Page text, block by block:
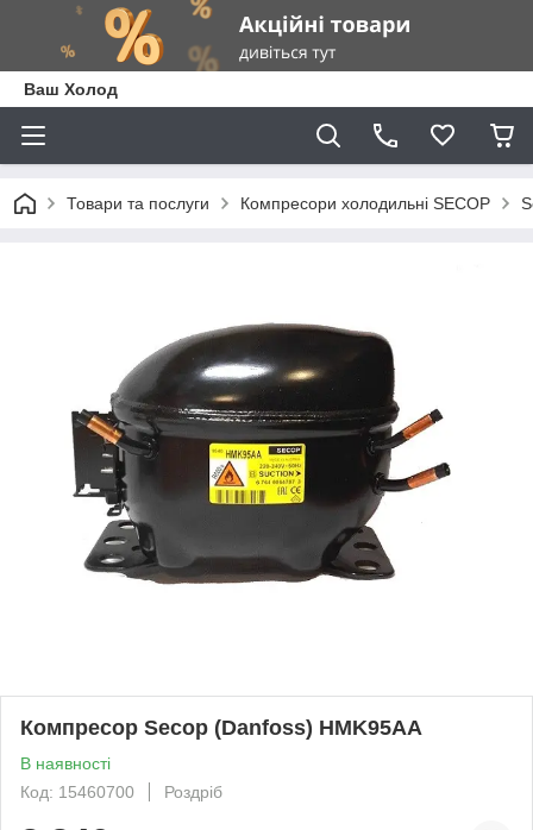
Ваш Холод
Товари та послуги Компресори холодильні SECOP
Компресор Secop (Danfoss) HMK95AA
В наявності
Код: 15460700
Роздріб